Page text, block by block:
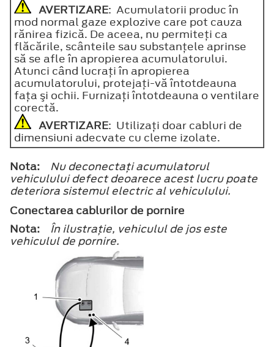
AVERTIZARE: Acumulatorii produc în
mod normal gaze explozive care pot cauza
rănirea fizică. De aceea, nu permiteţi ca
flăcările, scânteile sau substanţele aprinse
să se afle în apropierea acumulatorului.
Atunci când lucraţi în apropierea
acumulatorului, protejaţi-vă întotdeauna
faţa şi ochii. Furnizaţi întotdeauna o ventilare
corectă.
AVERTIZARE: Utilizaţi doar cabluri de
dimensiuni adecvate cu cleme izolate.
Nota:
Nu deconectaţi acumulatorul
vehiculului defect deoarece acest lucru poate
deteriora sistemul electric al vehiculului.
Conectarea cablurilor de pornire
Nota:
În ilustraţie, vehiculul de jos este
vehiculul de pornire.